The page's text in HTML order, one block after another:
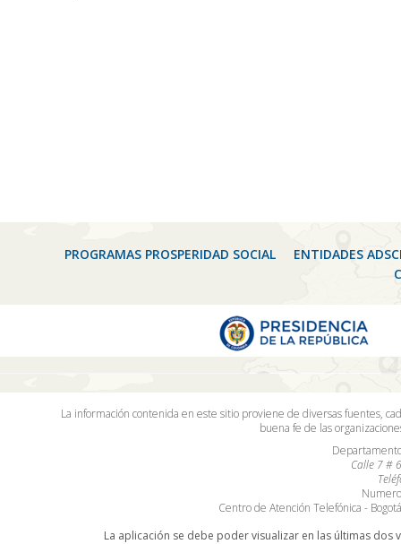
PROGRAMAS PROSPERIDAD SOCIAL
ENTIDADES
La información contenida en este sitio proviene de diversas fuentes,
buena fe de las
Calle 7 #
Centro de Atención Telefónica -
La aplicación se debe poder visualizar en las últimas